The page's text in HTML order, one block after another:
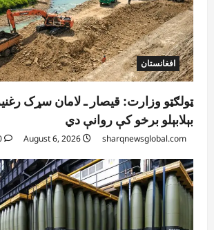
افغانستان
ټولګټو وزارت: قیصار ـ لامان سړک
بېلابېلو برخو کې روانې دي
sharqnewsglobal.com